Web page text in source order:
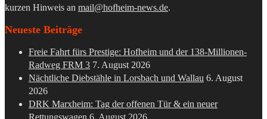
kurzen Hinweis an mail@hofheim-news.de.
Neueste Beiträge
Freie Fahrt fürs Prestige: Hofheim und der 138-Millionen-
Radweg FRM 3 7. August 2026
Nächtliche Diebstähle in Lorsbach und Wallau 6. August
2026
DRK Marxheim: Tag der offenen Tür & ein neuer
Rettungswagen 6. August 2026